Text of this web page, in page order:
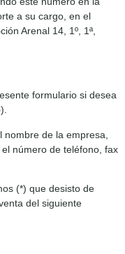
a su cargo, en el
Arenal 14, 1º, 1ª,
formulario si desea
de la empresa,
número de teléfono, fax
(*) que desisto de
del siguiente